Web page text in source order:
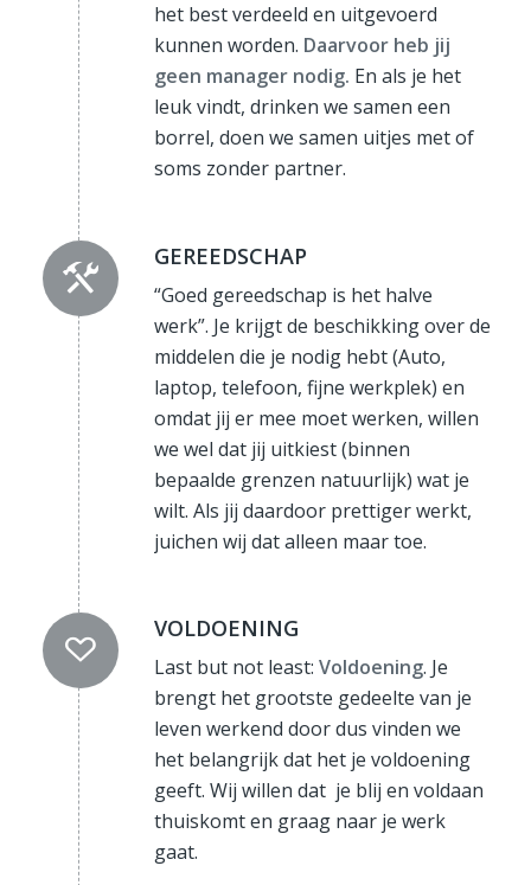
het best verdeeld en uitgevoerd
kunnen worden. Daarvoor heb jij
geen manager nodig. En als je het
leuk vindt, drinken we samen een
borrel, doen we samen uitjes met of
soms zonder partner.
GEREEDSCHAP
“Goed gereedschap is het halve
werk”. Je krijgt de beschikking over de
middelen die je nodig hebt (Auto,
laptop, telefoon, fijne werkplek) en
omdat jij er mee moet werken, willen
we wel dat jij uitkiest (binnen
bepaalde grenzen natuurlijk) wat je
wilt. Als jij daardoor prettiger werkt,
juichen wij dat alleen maar toe.
VOLDOENING
Last but not least: Voldoening. Je
brengt het grootste gedeelte van je
leven werkend door dus vinden we
het belangrijk dat het je voldoening
geeft. Wij willen dat je blij en voldaan
thuiskomt en graag naar je werk
gaat.